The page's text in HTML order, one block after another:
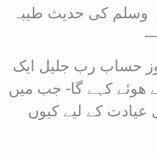
وسلم کی حدیث طیبہ
حساب رب جلیل ایک
ھوئے کہے گا- جب میں
عیادت کے لیے کیوں